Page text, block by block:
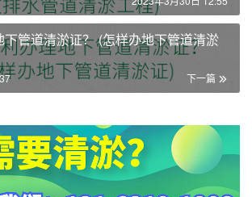
管道清淤证？ (怎样办地下管道清淤
下一篇